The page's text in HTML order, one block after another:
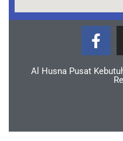
Al Husna Pusat